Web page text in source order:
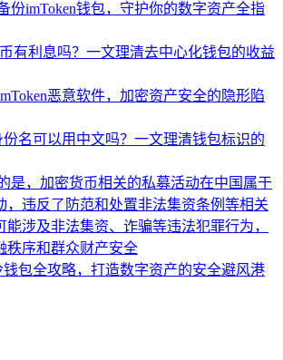
份imToken钱包，守护你的数字资产全指
有利息吗？一文理清去中心化钱包的收益
恶意软件，加密资产安全的隐形陷
份名可以用中文吗？一文理清钱包标识的
是，加密货币相关的私募活动在中国属于
，违反了防范和处置非法集资条例等相关
能涉及非法集资、诈骗等违法犯罪行为，
秩序和群众财产安全
钱包全攻略，打造数字资产的安全避风港